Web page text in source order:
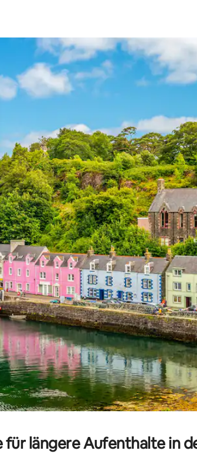
nach oben und unten oder erkunde die
längere Aufenthalte in